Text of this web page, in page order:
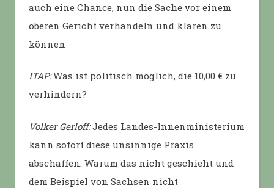
auch eine Chance, nun die Sache vor einem
oberen Gericht verhandeln und klären zu
können
ITAP:Was ist politisch möglich, die 10,00 € zu
verhindern?
Volker Gerloff:Jedes Landes-Innenministerium
kann sofort diese unsinnige Praxis
abschaffen. Warum das nicht geschieht und
dem Beispiel von Sachsen nicht